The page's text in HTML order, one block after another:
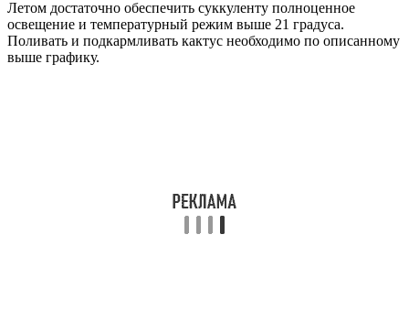
Летом достаточно обеспечить суккуленту полноценное
освещение и температурный режим выше 21 градуса.
Поливать и подкармливать кактус необходимо по описанному
выше графику.